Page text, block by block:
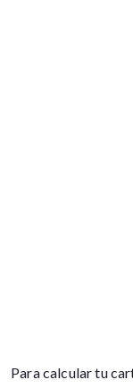
Para calcular tu